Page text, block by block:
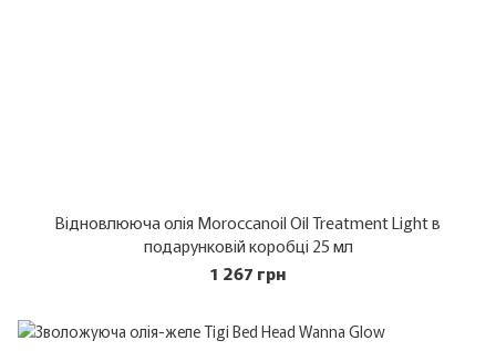
Відновлююча олія Moroccanoil Oil Treatment Light в
подарунковій коробці 25 мл
1 267 грн